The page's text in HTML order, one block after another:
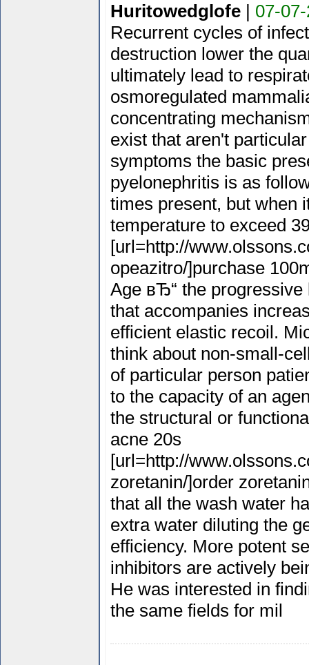
Huritowedglofe| 07-
Recurrent cycles of
destruction lower the
ultimately lead to
osmoregulated
concentrating
exist that aren't
symptoms the basic
pyelonephritis is as
times present, but when
temperature to exceed
[url=http://
opeazitro/]purchase
Age вЂ“ the
that accompanies
efficient elastic recoil.
think about non-small-
of particular person
to the capacity of an
the structural or
acne 20s
[url=http://
zoretanin/]order
that all the wash water
extra water diluting the
efficiency. More potent
inhibitors are actively
He was interested in
the same fields for mil